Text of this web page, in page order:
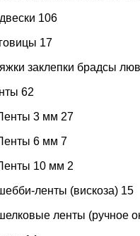
106
17
заклепки брадсы
62
3 мм 27
6 мм 7
10 мм 2
ленты (вискоза) 15
ленты (ручное